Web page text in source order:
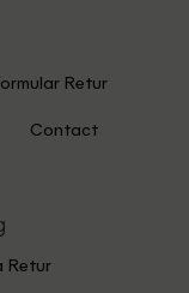
Retur
Contact
Retur